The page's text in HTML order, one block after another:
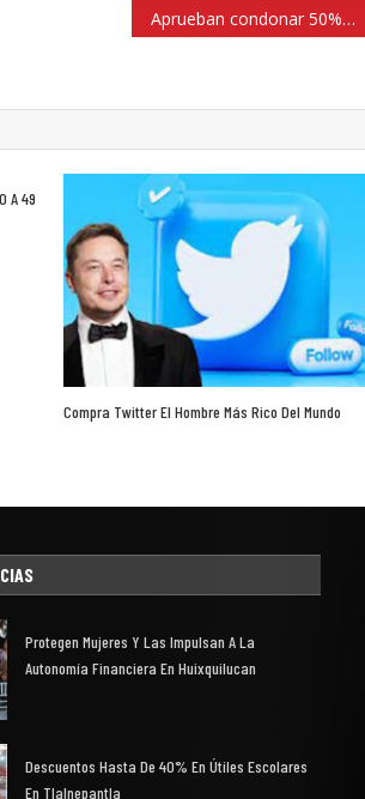
Aprueban condonar 50% en multas de deuda de predial en Atizapán
A 49
Compra Twitter El Hombre Más Rico Del Mundo
Protegen Mujeres Y Las Impulsan A La
Autonomía Financiera En Huixquilucan
Descuentos Hasta De 40% En Útiles Escolares
En Tlalnepantla